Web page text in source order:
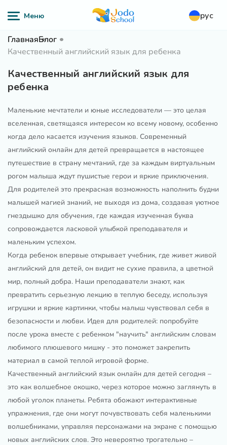
рус
ГлавнаяБлог
Качественный английский язык для ребенка
Качественный английский язык для
ребенка
Маленькие мечтатели и юные исследователи — это целая
вселенная, светящаяся интересом ко всему новому, особенно
когда дело касается изучения языков. Современный
английский онлайн для детей превращается в настоящее
путешествие в страну мечтаний, где за каждым виртуальным
рогом малыша ждут пушистые герои и яркие приключения.
Для родителей это прекрасная возможность наполнить будни
малышей магией знаний, не выходя из дома, создавая уютное
гнездышко для обучения, где каждая изученная буква
сопровождается ласковой улыбкой преподавателя и
маленьким успехом.
Когда ребенок впервые открывает учебник, где живет живой
английский для детей, он видит не сухие правила, а цветной
мир, полный добра. Наши преподаватели знают, как
превратить серьезную лекцию в теплую беседу, используя
игрушки и яркие картинки, чтобы малыш чувствовал себя в
безопасности и любви. Идея для родителей: попробуйте
после урока вместе с ребенком "научить" английским словам
любимого плюшевого мишку - это поможет закрепить
материал в самой теплой игровой форме.
Качественный английский язык онлайн для детей сегодня –
это как волшебное окошко, через которое можно заглянуть в
любой уголок планеты. Ребята обожают интерактивные
упражнения, где они могут почувствовать себя маленькими
волшебниками, управляя персонажами на экране с помощью
новых английских слов. Это невероятно трогательно –